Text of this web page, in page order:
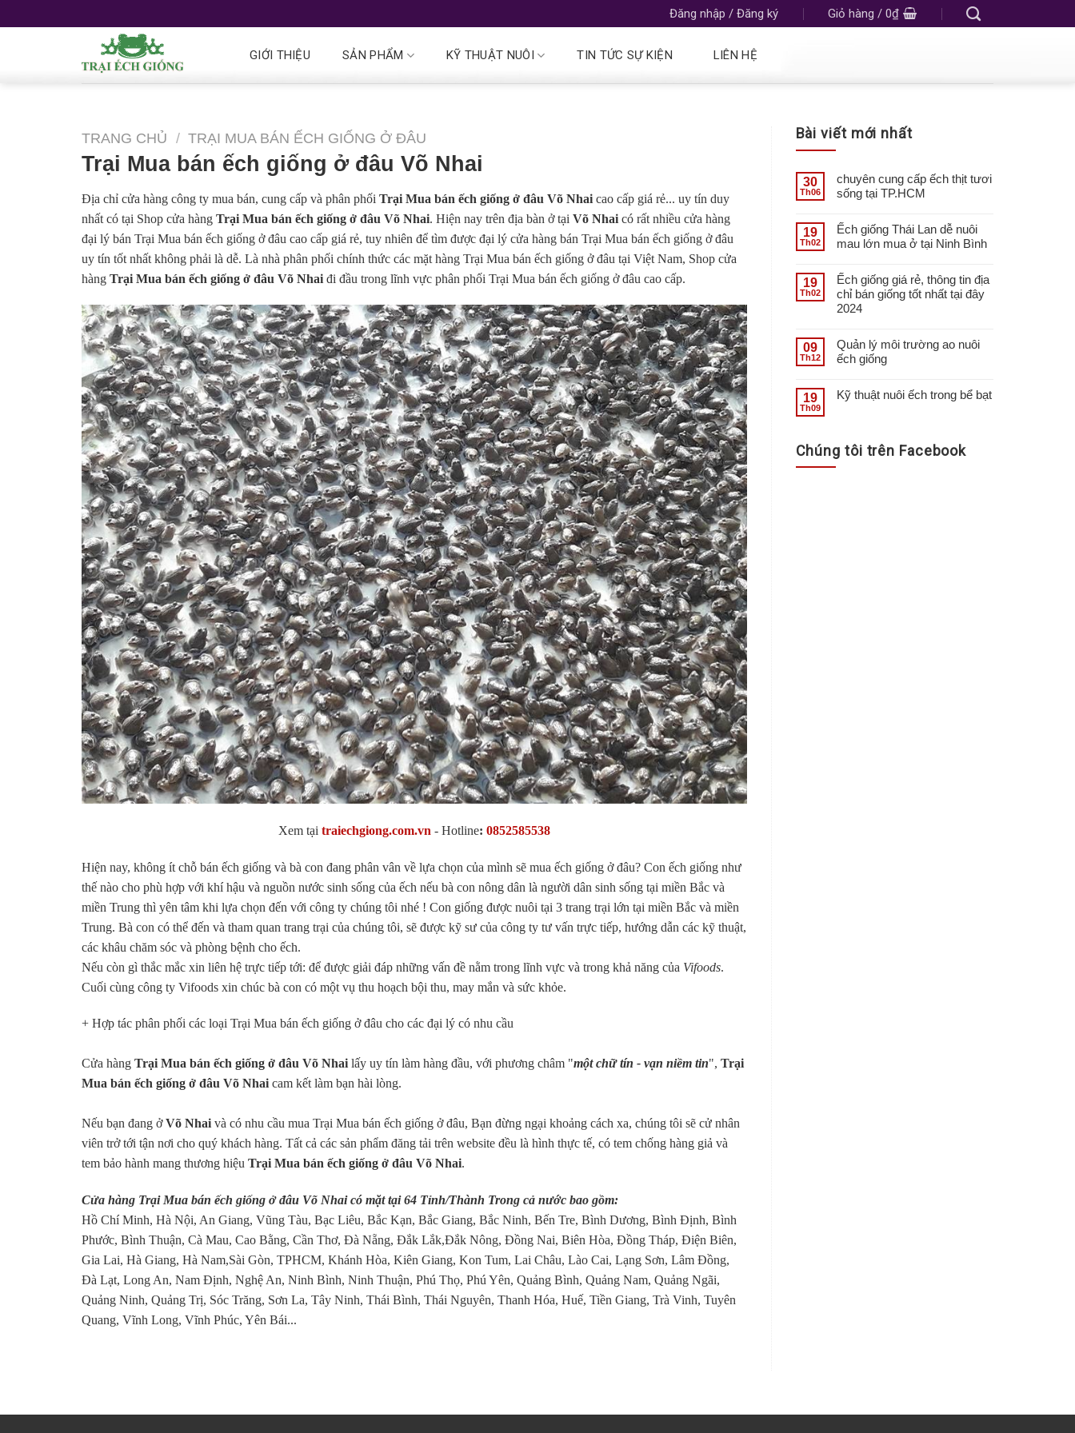
Đăng nhập / Đăng ký Giỏ hàng / 0₫
GIỚI THIỆU SẢN PHẨM KỸ THUẬT NUÔI TIN TỨC SỰ KIỆN LIÊN HỆ
TRANG CHỦ / TRẠI MUA BÁN ẾCH GIỐNG Ở ĐÂU
Trại Mua bán ếch giống ở đâu Võ Nhai
Địa chỉ cửa hàng công ty mua bán, cung cấp và phân phối Trại Mua bán ếch giống ở đâu Võ Nhai cao cấp giá rẻ... uy tín duy
nhất có tại Shop cửa hàng Trại Mua bán ếch giống ở đâu Võ Nhai. Hiện nay trên địa bàn ở tại Võ Nhai có rất nhiều cửa hàng
đại lý bán Trại Mua bán ếch giống ở đâu cao cấp giá rẻ, tuy nhiên để tìm được đại lý cửa hàng bán Trại Mua bán ếch giống ở đâu
uy tín tốt nhất không phải là dễ. Là nhà phân phối chính thức các mặt hàng Trại Mua bán ếch giống ở đâu tại Việt Nam, Shop cửa
hàng Trại Mua bán ếch giống ở đâu Võ Nhai đi đầu trong lĩnh vực phân phối Trại Mua bán ếch giống ở đâu cao cấp.
Xem tại traiechgiong.com.vn - Hotline: 0852585538
Hiện nay, không ít chỗ bán ếch giống và bà con đang phân vân về lựa chọn của mình sẽ mua ếch giống ở đâu? Con ếch giống như
thế nào cho phù hợp với khí hậu và nguồn nước sinh sống của ếch nếu bà con nông dân là người dân sinh sống tại miền Bắc và
miền Trung thì yên tâm khi lựa chọn đến với công ty chúng tôi nhé ! Con giống được nuôi tại 3 trang trại lớn tại miền Bắc và miền
Trung. Bà con có thể đến và tham quan trang trại của chúng tôi, sẽ được kỹ sư của công ty tư vấn trực tiếp, hướng dẫn các kỹ thuật,
các khâu chăm sóc và phòng bệnh cho ếch.
Nếu còn gì thắc mắc xin liên hệ trực tiếp tới: để được giải đáp những vấn đề nằm trong lĩnh vực và trong khả năng của Vifoods.
Cuối cùng công ty Vifoods xin chúc bà con có một vụ thu hoạch bội thu, may mắn và sức khỏe.
+ Hợp tác phân phối các loại Trại Mua bán ếch giống ở đâu cho các đại lý có nhu cầu
Cửa hàng Trại Mua bán ếch giống ở đâu Võ Nhailấy uy tín làm hàng đầu, với phương châm "một chữ tín - vạn niềm tin", Trại
Mua bán ếch giống ở đâu Võ Nhaicam kết làm bạn hài lòng.
Nếu bạn đang ởVõ Nhaivà có nhu cầu mua Trại Mua bán ếch giống ở đâu, Bạn đừng ngại khoảng cách xa, chúng tôi sẽ cử nhân
viên trở tới tận nơi cho quý khách hàng. Tất cả các sản phẩm đăng tải trên website đều là hình thực tế, có tem chống hàng giả và
tem bảo hành mang thương hiệu Trại Mua bán ếch giống ở đâu Võ Nhai.
Cửa hàng Trại Mua bán ếch giống ở đâu Võ Nhai có mặt tại 64 Tỉnh/Thành Trong cả nước bao gồm:
Hồ Chí Minh, Hà Nội, An Giang, Vũng Tàu, Bạc Liêu, Bắc Kạn, Bắc Giang, Bắc Ninh, Bến Tre, Bình Dương, Bình Định, Bình
Phước, Bình Thuận, Cà Mau, Cao Bằng, Cần Thơ, Đà Nẵng, Đắk Lắk,Đắk Nông, Đồng Nai, Biên Hòa, Đồng Tháp, Điện Biên,
Gia Lai, Hà Giang, Hà Nam,Sài Gòn, TPHCM, Khánh Hòa, Kiên Giang, Kon Tum, Lai Châu, Lào Cai, Lạng Sơn, Lâm Đồng,
Đà Lạt, Long An, Nam Định, Nghệ An, Ninh Bình, Ninh Thuận, Phú Thọ, Phú Yên, Quảng Bình, Quảng Nam, Quảng Ngãi,
Quảng Ninh, Quảng Trị, Sóc Trăng, Sơn La, Tây Ninh, Thái Bình, Thái Nguyên, Thanh Hóa, Huế, Tiền Giang, Trà Vinh, Tuyên
Quang, Vĩnh Long, Vĩnh Phúc, Yên Bái...
Bài viết mới nhất
30
Th06
chuyên cung cấp ếch thịt tươi
sống tại TP.HCM
19
Th02
Ếch giống Thái Lan dễ nuôi
mau lớn mua ở tại Ninh Bình
19
Th02
Ếch giống giá rẻ, thông tin địa
chỉ bán giống tốt nhất tại đây
2024
09
Th12
Quản lý môi trường ao nuôi
ếch giống
19
Th09
Kỹ thuật nuôi ếch trong bể bạt
Chúng tôi trên Facebook